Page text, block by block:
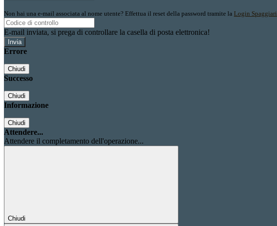
Non hai una e-mail associata al nome utente? Effettua il reset della password tramite la Login Spaggiari
E-mail inviata, si prega di controllare la casella di posta elettronica!
Errore
Chiudi
Successo
Chiudi
Informazione
Chiudi
Attendere...
Attendere il completamento dell'operazione...
Chiudi